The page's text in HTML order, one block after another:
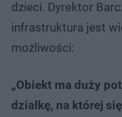
dzieci. Dyrektor
infrastruktura jest
możliwości:
„Obiekt ma duży
działkę, na której